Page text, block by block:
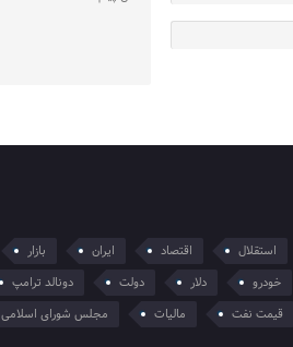
استقلال اقتصاد ایران بازار
خودرو دلار دولت دونالد ترامپ
قیمت نفت مالیات مجلس شورای اسلامی